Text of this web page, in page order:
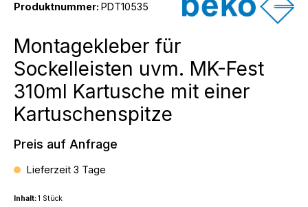
Produktnummer: PDT10535
Montagekleber für
Sockelleisten uvm. MK-Fest
310ml Kartusche mit einer
Kartuschenspitze
Preis auf Anfrage
Lieferzeit 3 Tage
Inhalt:1 Stück